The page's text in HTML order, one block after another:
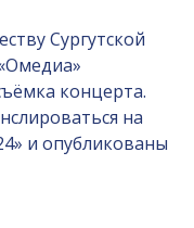
Сургутской
концерта.
на
и опубликованы